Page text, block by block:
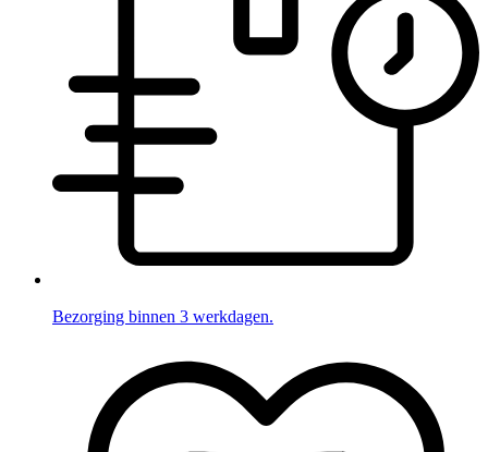
Bezorging binnen 3 werkdagen.